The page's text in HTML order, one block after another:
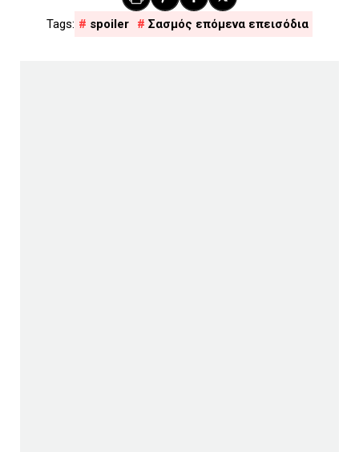
spoiler Σασμός επόμενα επεισόδια